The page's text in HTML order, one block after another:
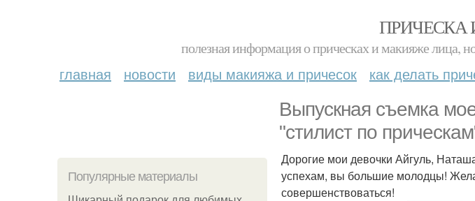
полезная информация о прическах и макияже лица,
главная новости виды макияжа и причесок как делать
Выпускная съемка
"стилист по
Популярные материалы
Дорогие мои девочки Айгуль,
успехам, вы большие молодцы!
совершенствоваться!